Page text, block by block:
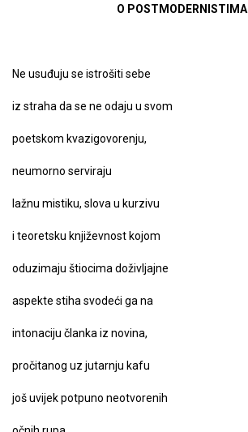
O POSTMODERNISTIMA
Ne usuđuju se istrošiti sebe
iz straha da se ne odaju u svom
poetskom kvazigovorenju,
neumorno serviraju
lažnu mistiku, slova u kurzivu
i teoretsku književnost kojom
oduzimaju štiocima doživljajne
aspekte stiha svodeći ga na
intonaciju članka iz novina,
pročitanog uz jutarnju kafu
još uvijek potpuno neotvorenih